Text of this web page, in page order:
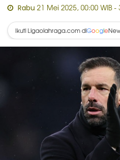
Rabu 21 Mei 2025, 00:00 WIB -
Ikuti Ligaolahraga.com diGoogle